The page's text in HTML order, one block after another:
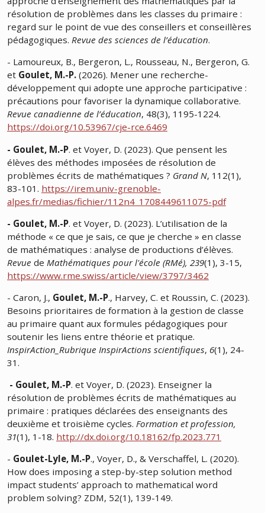
résolution de problèmes dans les classes du primaire :
regard sur le point de vue des conseillers et conseillères
pédagogiques. Revue des sciences de l’éducation.
- Lamoureux, B., Bergeron, L., Rousseau, N., Bergeron, G.
et Goulet, M.-P. (2026). Mener une recherche-
développement qui adopte une approche participative :
précautions pour favoriser la dynamique collaborative.
Revue canadienne de l’éducation, 48(3), 1195-1224.
https://doi.org/10.53967/cje-rce.6469
- Goulet, M.-P. et Voyer, D. (2023). Que pensent les
élèves des méthodes imposées de résolution de
problèmes écrits de mathématiques ? Grand N, 112(1),
83-101. https://irem.univ-grenoble-
alpes.fr/medias/fichier/112n4_1708449611075-pdf
- Goulet, M.-P. et Voyer, D. (2023). L’utilisation de la
méthode « ce que je sais, ce que je cherche » en classe
de mathématiques : analyse de productions d’élèves.
Revue de Mathématiques pour l'école (RMé), 239(1), 3-15,
https://www.rme.swiss/article/view/3797/3462
- Caron, J., Goulet, M.-P., Harvey, C. et Roussin, C. (2023).
Besoins prioritaires de formation à la gestion de classe
au primaire quant aux formules pédagogiques pour
soutenir les liens entre théorie et pratique.
InspirAction_Rubrique InspirActions scientifiques, 6(1), 24-
31.
- Goulet, M.-P. et Voyer, D. (2023). Enseigner la
résolution de problèmes écrits de mathématiques au
primaire : pratiques déclarées des enseignants des
deuxième et troisième cycles. Formation et profession,
31(1), 1-18. http://dx.doi.org/10.18162/fp.2023.771
- Goulet-Lyle, M.-P., Voyer, D., & Verschaffel, L. (2020).
How does imposing a step-by-step solution method
impact students’ approach to mathematical word
problem solving? ZDM, 52(1), 139-149.